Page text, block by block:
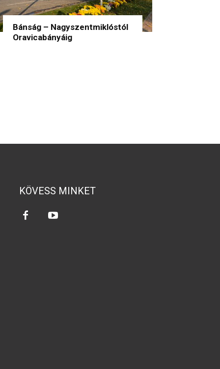
Bánság – Nagyszentmiklóstól
Oravicabányáig
KÖVESS MINKET